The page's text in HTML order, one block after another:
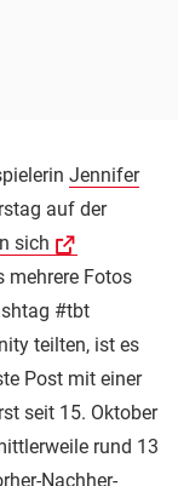
Jennifer
auf der
sich
mehrere Fotos
#tbt
teilten, ist es
Post mit einer
seit 15. Oktober
rund 13
Nachher-